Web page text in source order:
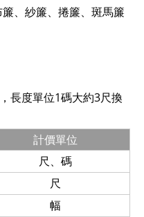
、紗簾、捲簾、斑馬簾
長度單位1碼大約3尺換
計價單位
尺、碼
尺
幅